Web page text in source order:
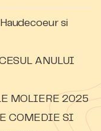
si
ANULUI
MOLIERE 2025
COMEDIE SI